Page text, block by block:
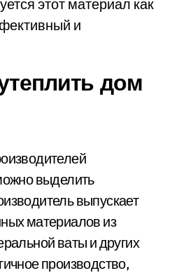
этот материал как
и
дом
выделить
выпускает
материалов из
ваты и других
производство,